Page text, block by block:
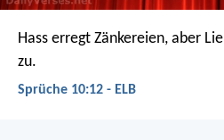
Hass erregt Zänkereien, aber
zu.
Sprüche 10:12 - ELB